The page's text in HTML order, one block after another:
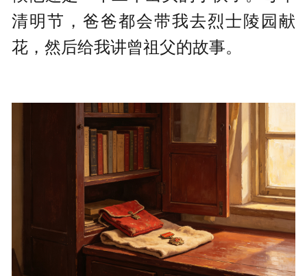
清明节，爸爸都会带我去烈士陵园献
花，然后给我讲曾祖父的故事。